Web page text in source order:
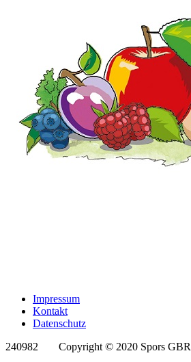
Impressum
Kontakt
Datenschutz
240982
Copyright © 2020 Spors